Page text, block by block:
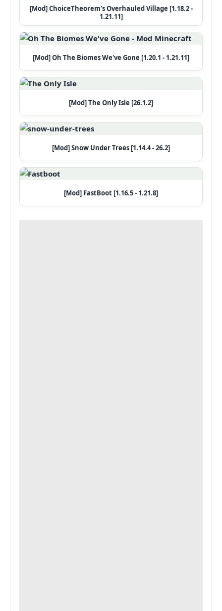
[Mod] ChoiceTheorem's Overhauled Village [1.18.2 -
1.21.11]
[Mod] Oh The Biomes We've Gone [1.20.1 - 1.21.11]
[Mod] The Only Isle [26.1.2]
[Mod] Snow Under Trees [1.14.4 - 26.2]
[Mod] FastBoot [1.16.5 - 1.21.8]